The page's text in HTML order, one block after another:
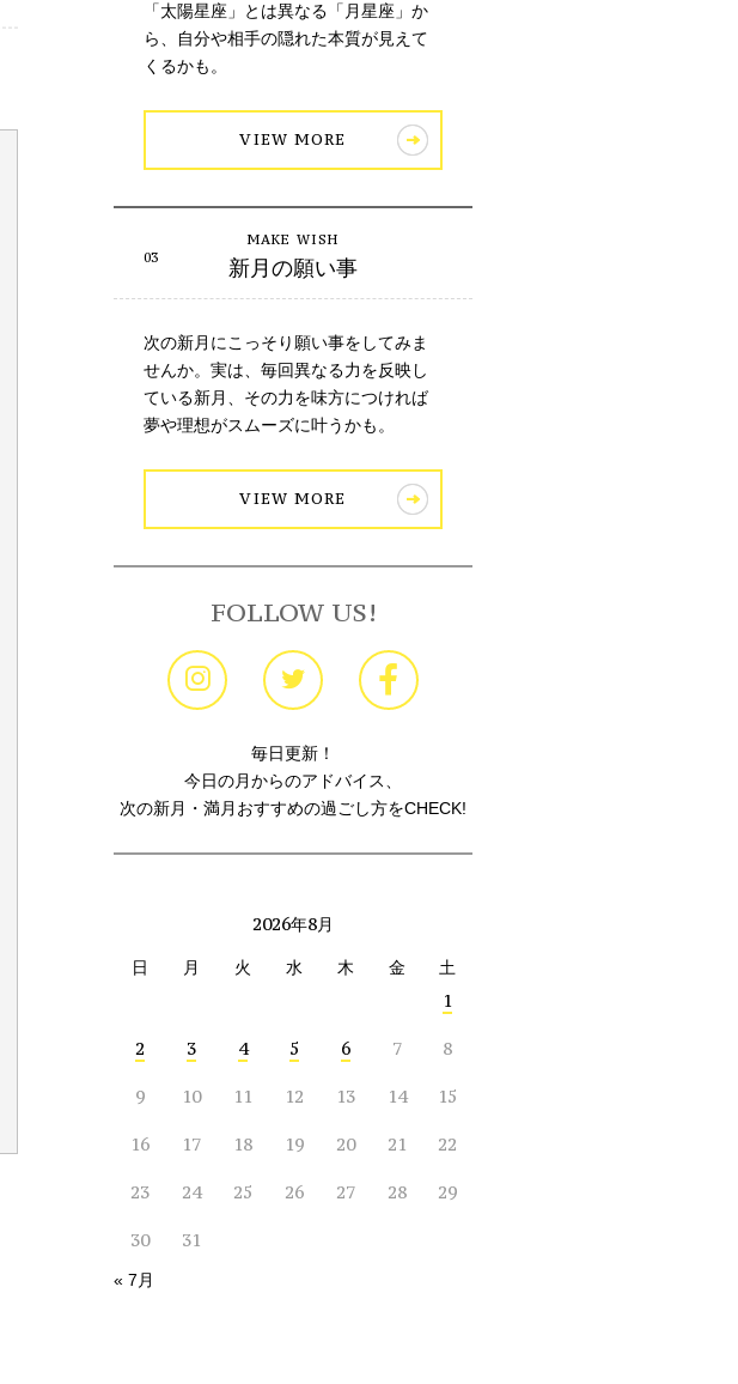
「太陽星座」とは異なる「月星座」か
ら、自分や相手の隠れた本質が見えて
くるかも。
VIEW MORE
新月の願い事
次の新月にこっそり願い事をしてみま
せんか。実は、毎回異なる力を反映し
ている新月、その力を味方につければ
夢や理想がスムーズに叶うかも。
VIEW MORE
FOLLOW US!
毎日更新！
今日の月からのアドバイス、
次の新月・満月おすすめの過ごし方をCHECK!
2026年8月
日 月 火 水 木 金 土
1
2 3 4 5 6 7 8
9 10 11 12 13 14 15
16 17 18 19 20 21 22
23 24 25 26 27 28 29
30 31
« 7月